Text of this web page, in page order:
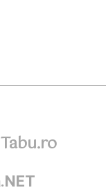
Tabu.ro